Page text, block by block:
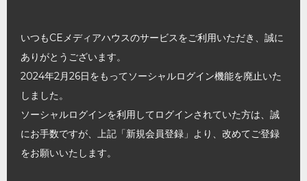
いつもCEメディアハウスのサービスをご利用いただき、誠に
ありがとうございます。
2024年2月26日をもってソーシャルログイン機能を廃止いた
しました。
ソーシャルログインを利用してログインされていた方は、誠
にお手数ですが、上記「新規会員登録」より、改めてご登録
をお願いいたします。